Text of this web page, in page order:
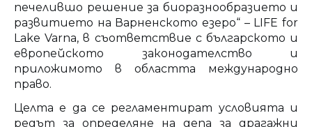
печелившо решение за биоразнообразието и
развитието на Варненското езеро“ – LIFE for
Lake Varna, в съответствие с българското и
европейското законодателство и
приложимото в областта международно
право.
Целта е да се регламентират условията и
редът за определяне на депа за драгажни